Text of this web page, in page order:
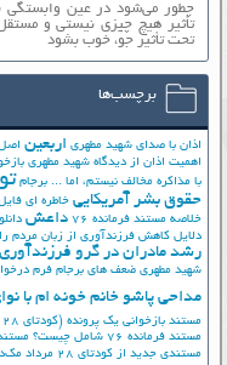
چطور می‌شود در عین وابستگی
تأثیر هیچ چیزی نیستی و
تحت تأثیر جوّ، خوب بشود
برچسب‌ها
اذان با صدای شهید مطهری اربعین
اهمیت اذان از دیدگاه شهید مطهری
با مذاکره مخالف نیستم، اما ... برجام
حقوق بشر آمریکایی خاطره ای
خلاصه مستند فرمانده 76
داعش
دلایل کاهش فرزندآوری از زبان مردم
رشد مادران در گرو فرزندآوری
شهید مطهری ضعف های برجام فرم
مداحی پاشو خانم خونه ام با
مستند بازخوانی یک پرونده (کودتای 28 مرداد)
مستند فرمانده 76 شامل چیست؟
مستندی جدید از کودتای 28 مرداد